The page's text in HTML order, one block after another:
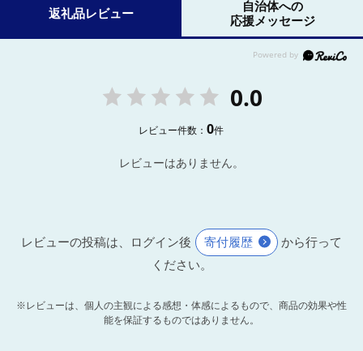
返礼品レビュー
自治体への
応援メッセージ
0.0
レビュー件数：0件
レビューはありません。
レビューの投稿は、ログイン後 寄付履歴
から行って
ください。
※レビューは、個人の主観による感想・体感によるもので、商品の効果や性
能を保証するものではありません。